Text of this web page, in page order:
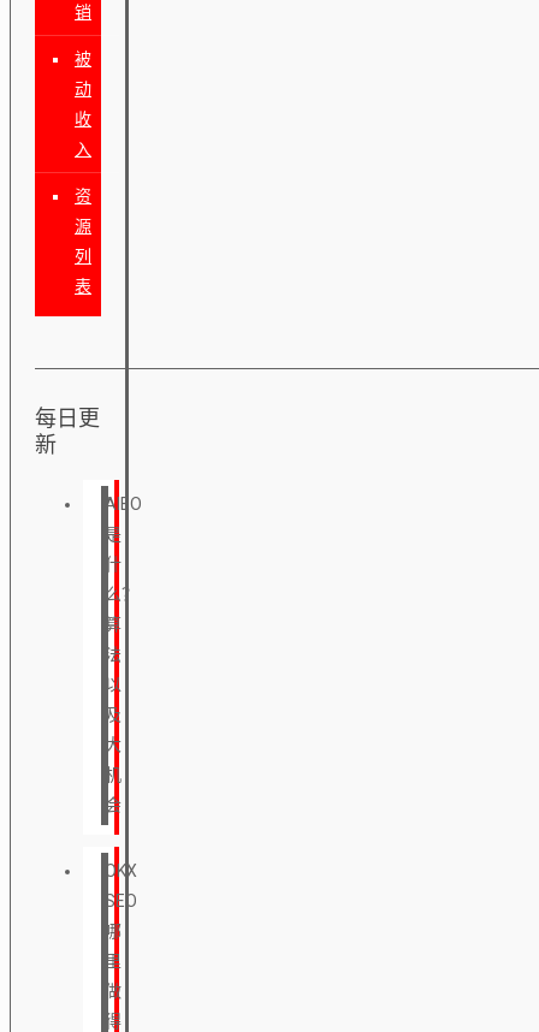
销
被
动
收
入
资
源
列
表
每日更
新
AIEO
是
什
么？
算
法
以
及
大
机
会
OKX
SEO
哪
里
做
得